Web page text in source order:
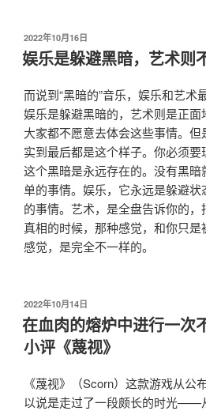
发
布
于
2022年10月16日
娱乐是躲避黑暗，艺术则
而说到“黑暗的”音乐，娱乐和艺术
娱乐是躲避黑暗的，艺术则是正
大家都不愿意去体会这些事情。
实到最后都是这个样子。你必须要
这个黑暗是永远存在的。没有黑
单的事情。娱乐，它永远是躲避
的事情。艺术，是全盘告诉你的
真相的时候，那种感觉，和你只
感觉，是完全不一样的。
发
布
于
2022年10月14日
在血肉的熔炉中进行一次
小评《蔑视》
《蔑视》（Scorn）这款游戏从公
以说是走过了一段颇长的时光——